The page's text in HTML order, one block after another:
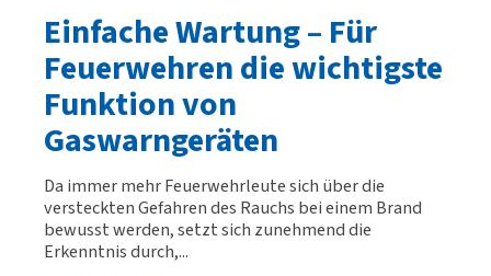
Einfache Wartung – Für
Feuerwehren die wichtigste
Funktion von
Gaswarngeräten
Da immer mehr Feuerwehrleute sich über die
versteckten Gefahren des Rauchs bei einem Brand
bewusst werden, setzt sich zunehmend die
Erkenntnis durch,...